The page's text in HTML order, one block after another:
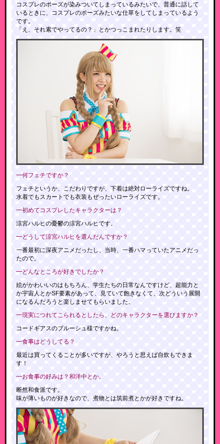
コスプレのポーズが染みついてしまっているみたいで、普通に話して
いるときに、コスプレのポーズみたいな仕草をしてしまっているよう
です。
「え、それ素でやってるの？」とかつっこまれたりします。笑
━何フェチですか？
フェチというか、こだわりですが、下着は絶対ローライズですね。
水着でもスカートでも衣装もぜったいローライズです。
━初めてコスプレしたキャラクターは？
涼宮ハルヒの憂鬱の涼宮ハルヒです。
━どうして涼宮ハルヒを選んだんですか？
一番最初に深夜アニメだったし、当時、一番ハマっていたアニメだっ
たので。
━どんなところが好きでしたか？
絵がかわいいのはもちろん、学生たちの日常なんですけど、超能力と
か宇宙人とかSF要素があって、見ていて飽きなくて、次どういう展開
になるんだろうと楽しませてもらいました。
━現実につれてこられるとしたら、どのキャラクターを選びますか？
コードギアスのブルーシュ様ですかね。
━食事はどうしてる？
最近は買ってくることが多いですが、やろうと思えば自炊もできま
す！
━お食事の好みは？和洋中とか。
断然和食派です。
味が薄いものが好きなので、煮物とは筑前煮とかが好きですね。